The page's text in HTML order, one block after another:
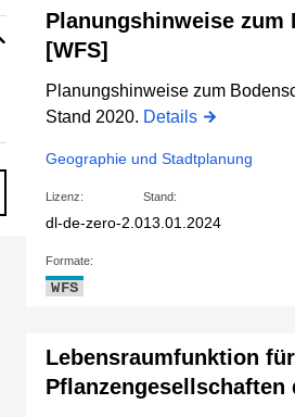
Planungshinweise zum
[WFS]
Planungshinweise zum
Stand 2020. Details
Geographie und Stadtplanung
Lizenz:
dl-de-zero-2.0
Stand:
13.01.2024
Formate:
WFS
Lebensraumfunktion
Pflanzengesellschaften